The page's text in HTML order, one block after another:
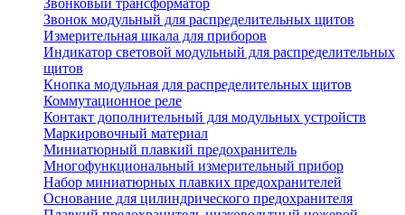
Звонок модульный для распределительных щитов
Измерительная шкала для приборов
Индикатор световой модульный для распределительных
щитов
Кнопка модульная для распределительных щитов
Коммутационное реле
Контакт дополнительный для модульных устройств
Маркировочный материал
Миниатюрный плавкий предохранитель
Многофункциональный измерительный прибор
Набор миниатюрных плавких предохранителей
Основание для цилиндрического предохранителя